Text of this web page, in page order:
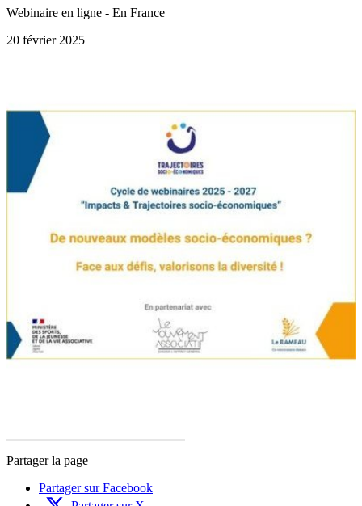
Webinaire en ligne - En France
20 février 2025
Partager la page
Partager sur Facebook